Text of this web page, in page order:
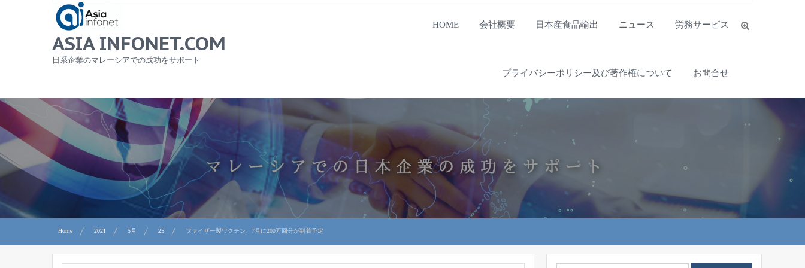
ASIA INFONET.COM
日系企業のマレーシアでの成功をサポート
HOME 会社概要 日本産食品輸出 ニュース 労務サービス
プライバシーポリシー及び著作権について お問合せ
Home 2021 5月 25 ファイザー製ワクチン、7月に200万回分が到着予定